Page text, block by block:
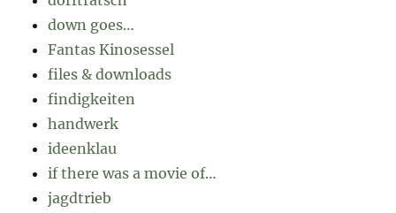
down goes…
Fantas Kinosessel
files & downloads
findigkeiten
handwerk
ideenklau
if there was a movie of…
jagdtrieb